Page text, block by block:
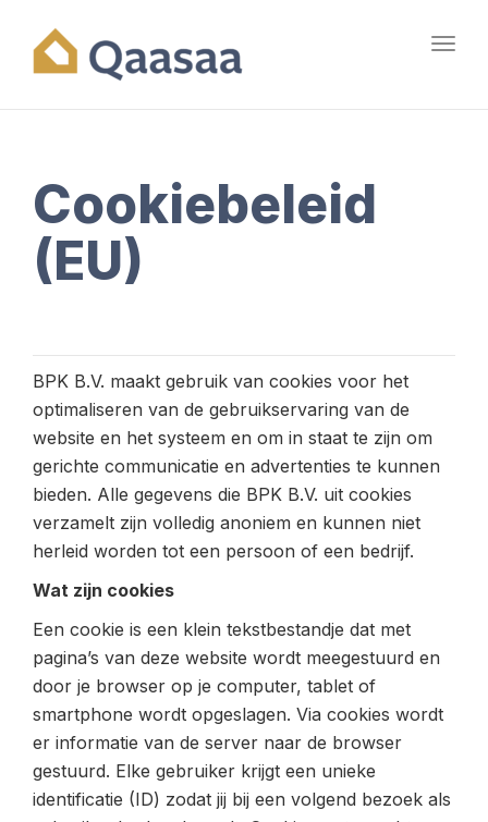
Cookiebeleid
(EU)
BPK B.V. maakt gebruik van cookies voor het
optimaliseren van de gebruikservaring van de
website en het systeem en om in staat te zijn om
gerichte communicatie en advertenties te kunnen
bieden. Alle gegevens die BPK B.V. uit cookies
verzamelt zijn volledig anoniem en kunnen niet
herleid worden tot een persoon of een bedrijf.
Wat zijn cookies
Een cookie is een klein tekstbestandje dat met
pagina’s van deze website wordt meegestuurd en
door je browser op je computer, tablet of
smartphone wordt opgeslagen. Via cookies wordt
er informatie van de server naar de browser
gestuurd. Elke gebruiker krijgt een unieke
identificatie (ID) zodat jij bij een volgend bezoek als